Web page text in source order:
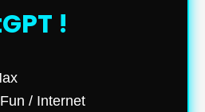
!
/ Internet